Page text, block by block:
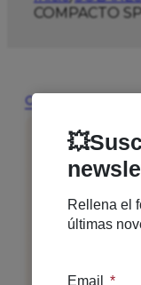
COMPACTO
🔍